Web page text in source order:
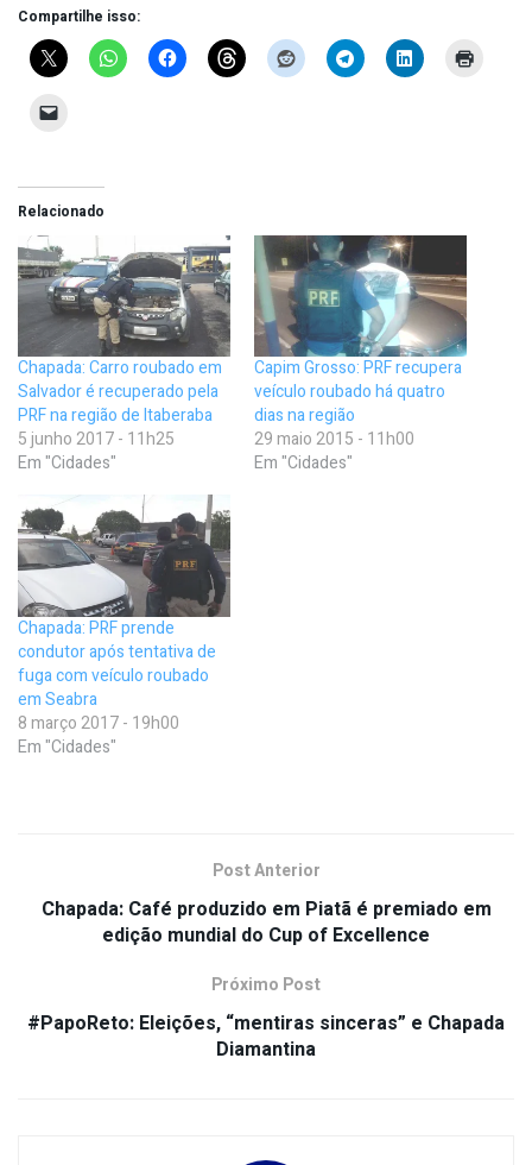
Compartilhe isso:
Relacionado
Chapada: Carro roubado em
Salvador é recuperado pela
PRF na região de Itaberaba
5 junho 2017 - 11h25
Em "Cidades"
Capim Grosso: PRF recupera
veículo roubado há quatro
dias na região
29 maio 2015 - 11h00
Em "Cidades"
Chapada: PRF prende
condutor após tentativa de
fuga com veículo roubado
em Seabra
8 março 2017 - 19h00
Em "Cidades"
Post Anterior
Chapada: Café produzido em Piatã é premiado em
edição mundial do Cup of Excellence
Próximo Post
#PapoReto: Eleições, “mentiras sinceras” e Chapada
Diamantina